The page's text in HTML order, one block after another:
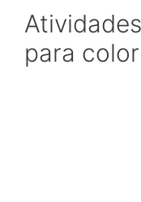
para